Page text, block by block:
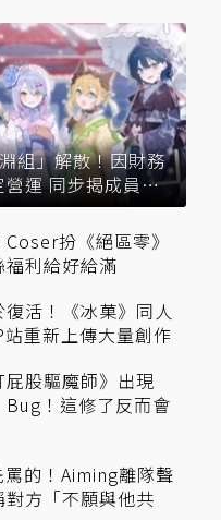
組」解散！因財務
運 同步揭成員未
扮《絕區零》
利給好給滿
活！《冰菓》同人
重新上傳大量創作
屁股驅魔師》出現
Bug！這修了反而會
的！Aiming離隊聲
方「不願與他共